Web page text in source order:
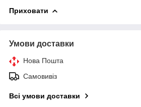
Приховати
Умови доставки
Нова Пошта
Самовивіз
Всі умови доставки